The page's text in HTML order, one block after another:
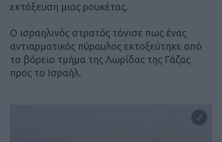
εκτόξευση μιας ρουκέτας.
Ο ισραηλινός στρατός τόνισε πως ένας
αντιαρματικός πύραυλος εκτοξεύτηκε από
το βόρειο τμήμα της Λωρίδας της Γάζας
προς το Ισραήλ.